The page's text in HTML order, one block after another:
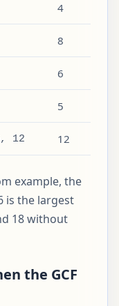
4
8
6
5
12 12
example, the
is the largest
18 without
the GCF